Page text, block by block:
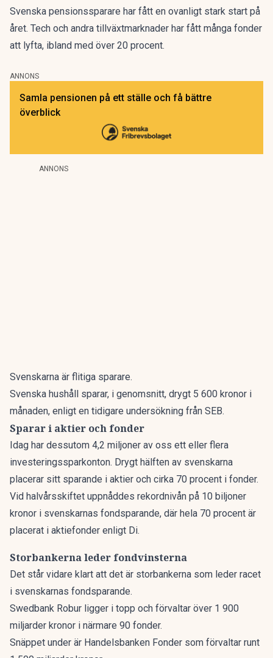
Svenska pensionssparare har fått en ovanligt stark start på
året. Tech och andra tillväxtmarknader har fått många fonder
att lyfta, ibland med över 20 procent.
ANNONS
Samla pensionen på ett ställe och få bättre
överblick
ANNONS
Svenskarna är flitiga sparare.
Svenska hushåll sparar, i genomsnitt, drygt 5 600 kronor i
månaden, enligt en tidigare undersökning från SEB.
Sparar i aktier och fonder
Idag har dessutom 4,2 miljoner av oss ett eller flera
investeringssparkonton. Drygt hälften av svenskarna
placerar sitt sparande i aktier och cirka 70 procent i fonder.
Vid halvårsskiftet uppnåddes rekordnivån på 10 biljoner
kronor i svenskarnas fondsparande, där hela 70 procent är
placerat i aktiefonder enligt Di.
Storbankerna leder fondvinsterna
Det står vidare klart att det är storbankerna som leder racet
i svenskarnas fondsparande.
Swedbank Robur ligger i topp och förvaltar över 1 900
miljarder kronor i närmare 90 fonder.
Snäppet under är Handelsbanken Fonder som förvaltar runt